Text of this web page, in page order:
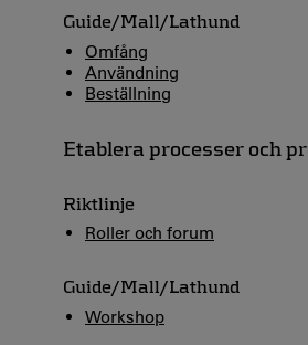
Guide/Mall/Lathund
Omfång
Användning
Beställning
Etablera processer och
Riktlinje
Roller och forum
Guide/Mall/Lathund
Workshop